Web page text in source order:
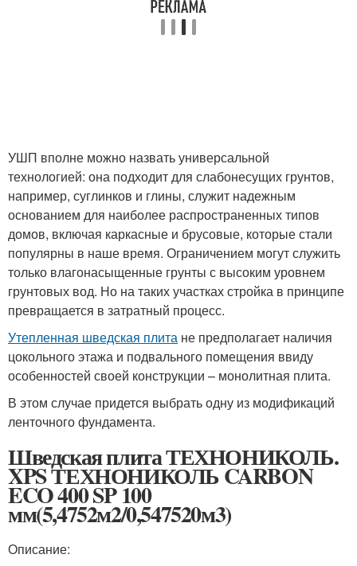
УШП вполне можно назвать универсальной
технологией: она подходит для слабонесущих грунтов,
например, суглинков и глины, служит надежным
основанием для наиболее распространенных типов
домов, включая каркасные и брусовые, которые стали
популярны в наше время. Ограничением могут служить
только влагонасыщенные грунты с высоким уровнем
грунтовых вод. Но на таких участках стройка в принципе
превращается в затратный процесс.
Утепленная шведская плита не предполагает наличия
цокольного этажа и подвального помещения ввиду
особенностей своей конструкции – монолитная плита.
В этом случае придется выбрать одну из модификаций
ленточного фундамента.
Шведская плита ТЕХНОНИКОЛЬ.
XPS ТЕХНОНИКОЛЬ CARBON
ECO 400 SP 100
мм(5,4752м2/0,547520м3)
Описание: